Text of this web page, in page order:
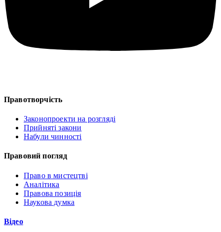
Правотворчість
Законопроекти на розгляді
Прийняті закони
Набули чинності
Правовий погляд
Право в мистецтві
Аналітика
Правова позиція
Наукова думка
Відео